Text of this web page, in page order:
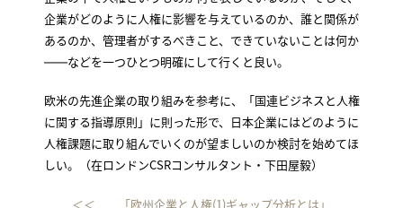
企業がどのように人権に影響を与えているのか、誰と関係が
あるのか、管理者がするべきこと、できていないことは何か
――などを一つひとつ明確にして行くと良い。
欧米の先進企業の取り組みを参考に、「国連ビジネスと人権
に関する指導原則」に則った形で、日本企業にはどのように
人権課題に取り組んでいくのが望ましいのか検討を始めてほ
しい。（在ロンドンCSRコンサルタント・下田屋毅）
＜＜ 「欧州企業と人権(1)ギャップ分析とは」